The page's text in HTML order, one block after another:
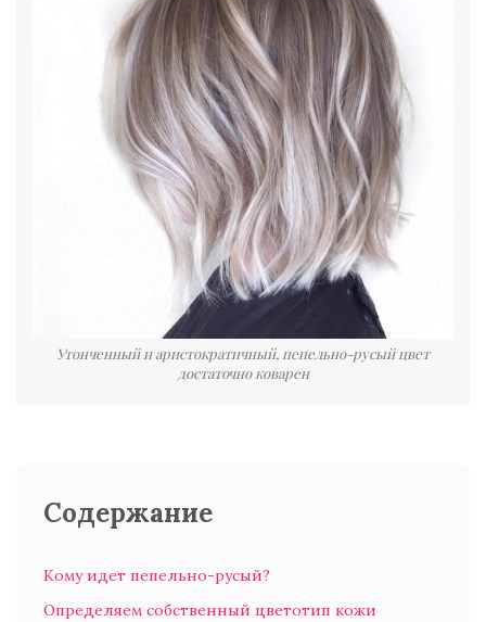
Утонченный и аристократичный, пепельно-русый цвет
достаточно коварен
Содержание
Кому идет пепельно-русый?
Определяем собственный цветотип кожи